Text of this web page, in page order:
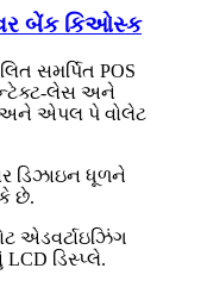
બેંક કિઓસ્ક
સમર્પિત POS
લેસ અને
અને એપલ પે વોલેટ
ડિઝાઇન ધૂળને
છે.
એડવર્ટાઇઝિંગ
ડિસ્પ્લે.